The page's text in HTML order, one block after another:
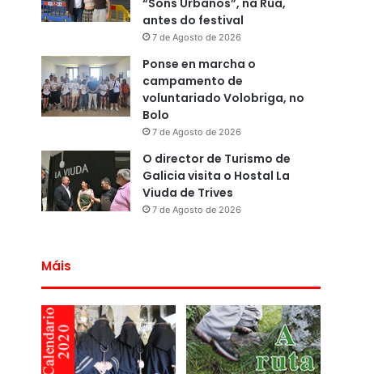
antes do festival
7 de Agosto de 2026
Ponse en marcha o
campamento de
voluntariado Volobriga, no
Bolo
7 de Agosto de 2026
O director de Turismo de
Galicia visita o Hostal La
Viuda de Trives
7 de Agosto de 2026
Máis